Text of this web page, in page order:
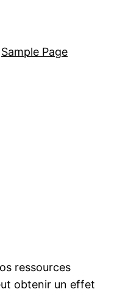
Sample Page
ressources
obtenir un effet